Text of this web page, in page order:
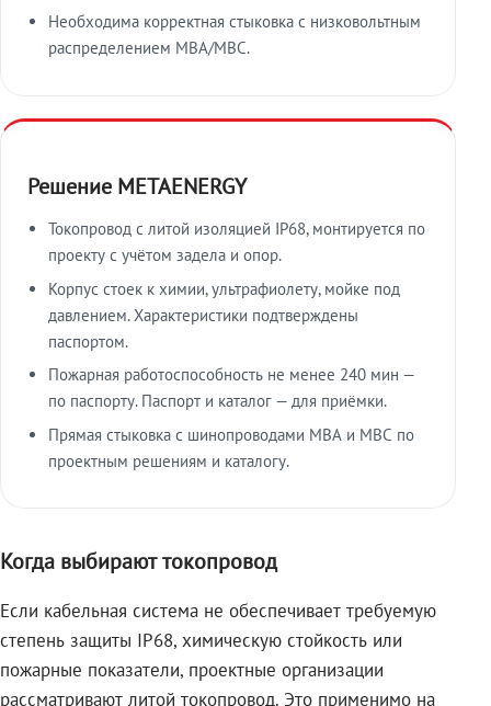
Необходима корректная стыковка с низковольтным
распределением МВА/МВС.
Решение METAENERGY
Токопровод с литой изоляцией IP68, монтируется по
проекту с учётом задела и опор.
Корпус стоек к химии, ультрафиолету, мойке под
давлением. Характеристики подтверждены
паспортом.
Пожарная работоспособность не менее 240 мин —
по паспорту. Паспорт и каталог — для приёмки.
Прямая стыковка с шинопроводами МВА и МВС по
проектным решениям и каталогу.
Когда выбирают токопровод
Если кабельная система не обеспечивает требуемую
степень защиты IP68, химическую стойкость или
пожарные показатели, проектные организации
рассматривают литой токопровод. Это применимо на